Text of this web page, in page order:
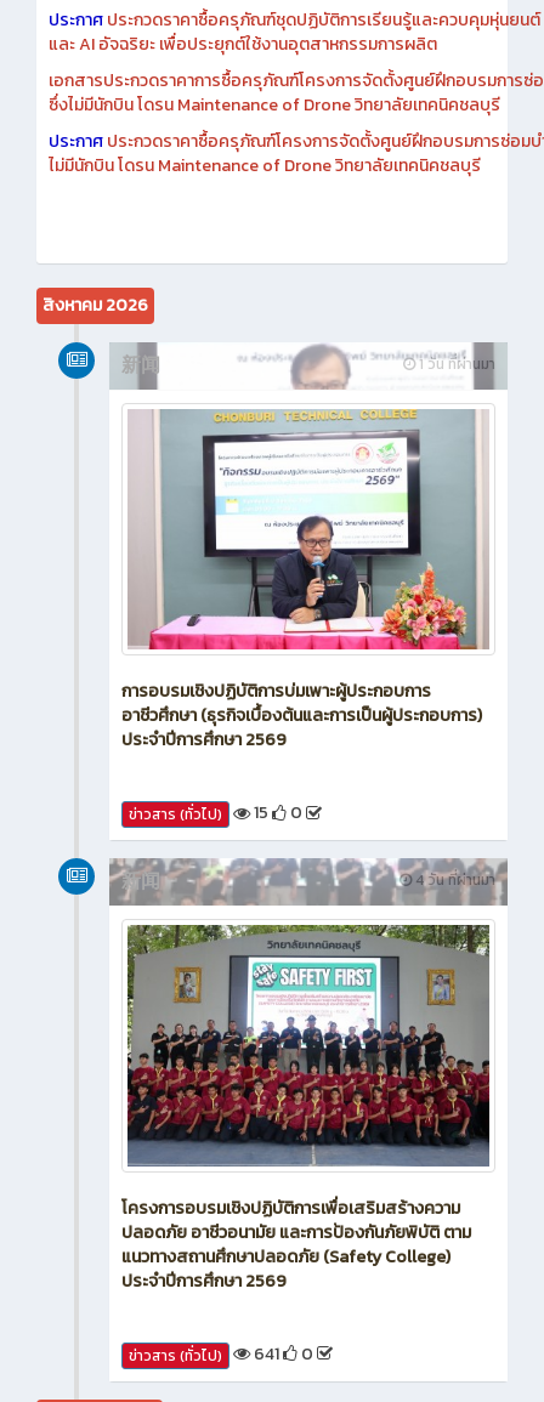
ประกาศประกวดราคาซื้อครุภัณฑ์ชุดปฏิบัติการเรียนรู้และควบคุมหุ่นยน
และ AI อัจฉริยะ เพื่อประยุกต์ใช้งานอุตสาหกรรมการผลิต
เอกสารประกวดราคาการซื้อครุภัณฑ์โครงการจัดตั้งศูนย์ฝึกอบรมการซ่
ซึ่งไม่มีนักบิน โดรน Maintenance of Drone วิทยาลัยเทคนิคชลบุรี
ประกาศประกวดราคาซื้อครุภัณฑ์โครงการจัดตั้งศูนย์ฝึกอบรมการซ่อมบ
ไม่มีนักบิน โดรน Maintenance of Drone วิทยาลัยเทคนิคชลบุรี
สิงหาคม 2026
1 วัน ที่ผ่านมา
新闻
การอบรมเชิงปฏิบัติการบ่มเพาะผู้ประกอบการ
อาชีวศึกษา (ธุรกิจเบื้องต้นและการเป็นผู้ประกอบการ)
ประจำปีการศึกษา 2569
ข่าวสาร (ทั่วไป) 15 0
4 วัน ที่ผ่านมา
新闻
โครงการอบรมเชิงปฏิบัติการเพื่อเสริมสร้างความ
ปลอดภัย อาชีวอนามัย และการป้องกันภัยพิบัติ ตาม
แนวทางสถานศึกษาปลอดภัย (Safety College)
ประจำปีการศึกษา 2569
ข่าวสาร (ทั่วไป) 641 0